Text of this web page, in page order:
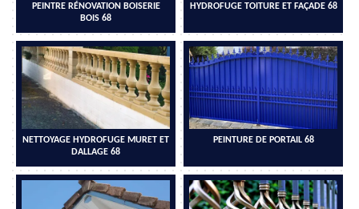
PEINTRE RÉNOVATION BOISERIE
BOIS 68
HYDROFUGE TOITURE ET FAÇADE 68
NETTOYAGE HYDROFUGE MURET ET
DALLAGE 68
PEINTURE DE PORTAIL 68